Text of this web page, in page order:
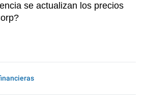
se actualizan los precios